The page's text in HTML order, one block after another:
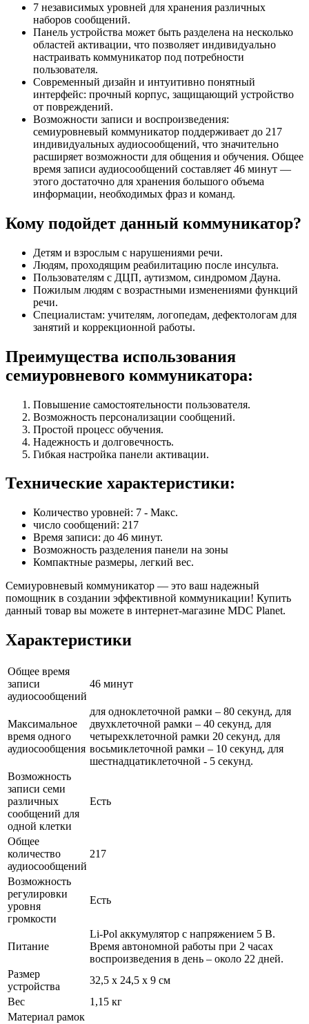
7 независимых уровней для хранения различных
наборов сообщений.
Панель устройства может быть разделена на несколько
областей активации, что позволяет индивидуально
настраивать коммуникатор под потребности
пользователя.
Современный дизайн и интуитивно понятный
интерфейс: прочный корпус, защищающий устройство
от повреждений.
Возможности записи и воспроизведения:
семиуровневый коммуникатор поддерживает до 217
индивидуальных аудиосообщений, что значительно
расширяет возможности для общения и обучения. Общее
время записи аудиосообщений составляет 46 минут —
этого достаточно для хранения большого объема
информации, необходимых фраз и команд.
Кому подойдет данный коммуникатор?
Детям и взрослым с нарушениями речи.
Людям, проходящим реабилитацию после инсульта.
Пользователям с ДЦП, аутизмом, синдромом Дауна.
Пожилым людям с возрастными изменениями функций
речи.
Специалистам: учителям, логопедам, дефектологам для
занятий и коррекционной работы.
Преимущества использования
семиуровневого коммуникатора:
Повышение самостоятельности пользователя.
Возможность персонализации сообщений.
Простой процесс обучения.
Надежность и долговечность.
Гибкая настройка панели активации.
Технические характеристики:
Количество уровней: 7 - Макс.
число сообщений: 217
Время записи: до 46 минут.
Возможность разделения панели на зоны
Компактные размеры, легкий вес.
Семиуровневый коммуникатор — это ваш надежный
помощник в создании эффективной коммуникации! Купить
данный товар вы можете в интернет-магазине MDC Planet.
Характеристики
Общее время
записи
аудиосообщений
46 минут
Максимальное
время одного
аудиосообщения
для одноклеточной рамки – 80 секунд, для
двухклеточной рамки – 40 секунд, для
четырехклеточной рамки 20 секунд, для
восьмиклеточной рамки – 10 секунд, для
шестнадцатиклеточной - 5 секунд.
Возможность
записи семи
различных
сообщений для
одной клетки
Есть
Общее
количество
аудиосообщений
217
Возможность
регулировки
уровня
громкости
Есть
Питание
Li-Pol аккумулятор с напряжением 5 В.
Время автономной работы при 2 часах
воспроизведения в день – около 22 дней.
Размер
устройства
32,5 х 24,5 х 9 см
Вес
1,15 кг
Материал рамок